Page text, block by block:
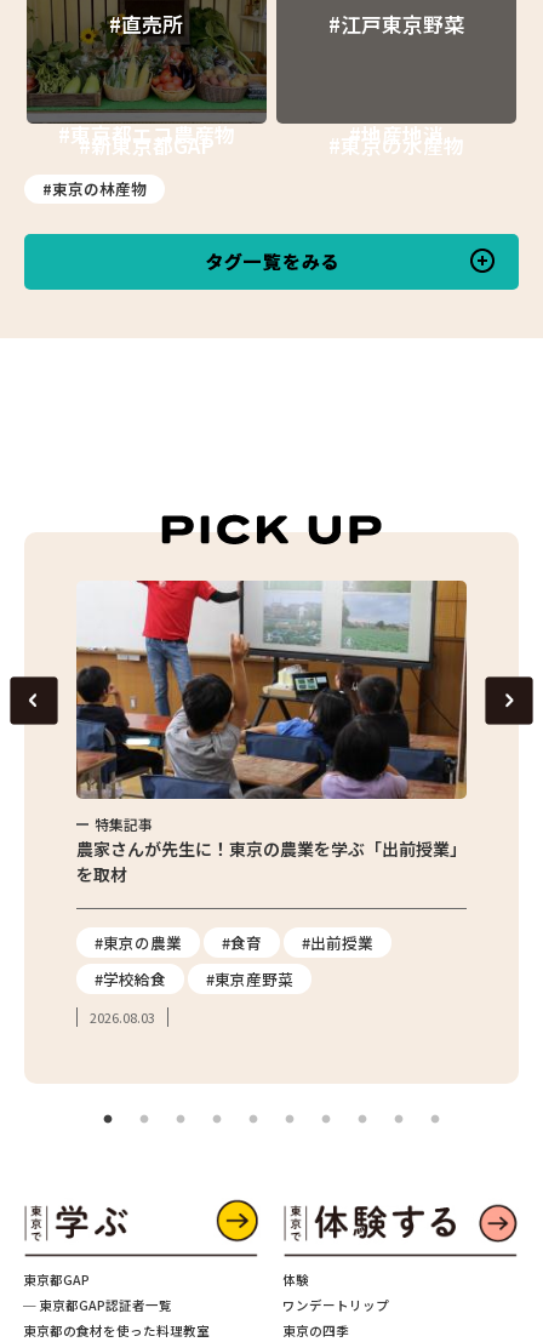
#直売所 #江戸東京野菜
#東京都エコ農産物 #地産地消
#新東京都GAP #東京の水産物
#東京の林産物
特集記事
農家さんが先生に！東京の農業を学ぶ「出前授業」
を取材
#東京の農業 #食育
#出前授業
#学校給食
#東京産野菜
2026.08.03
東京都GAP
─ 東京都GAP認証者一覧
東京都の食材を使った料理教室
体験
ワンデートリップ
東京の四季